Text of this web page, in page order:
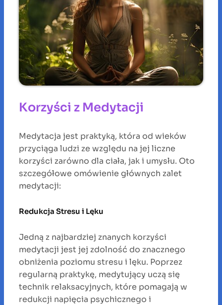
Korzyści z Medytacji
Medytacja jest praktyką, która od wieków
przyciąga ludzi ze względu na jej liczne
korzyści zarówno dla ciała, jak i umysłu. Oto
szczegółowe omówienie głównych zalet
medytacji:
Redukcja Stresu i Lęku
Jedną z najbardziej znanych korzyści
medytacji jest jej zdolność do znacznego
obniżenia poziomu stresu i lęku. Poprzez
regularną praktykę, medytujący uczą się
technik relaksacyjnych, które pomagają w
redukcji napięcia psychicznego i